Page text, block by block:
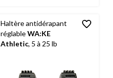
Haltère antidérapant
réglableWA:KE
Athletic, 5 à 25 lb